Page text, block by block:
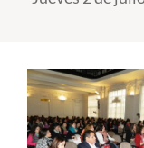
Estudiantes
Académicos